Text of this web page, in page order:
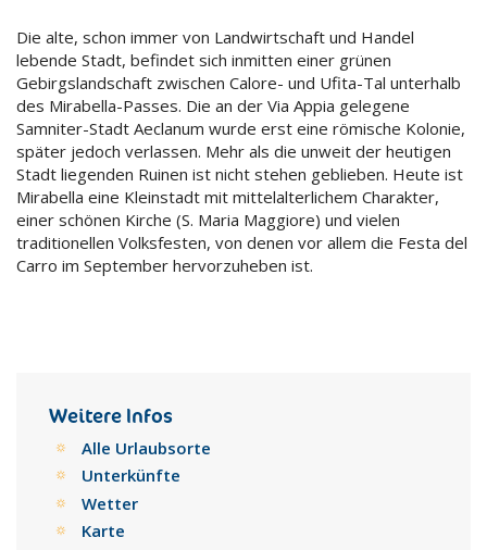
Die alte, schon immer von Landwirtschaft und Handel
lebende Stadt, befindet sich inmitten einer grünen
Gebirgslandschaft zwischen Calore- und Ufita-Tal unterhalb
des Mirabella-Passes. Die an der Via Appia gelegene
Samniter-Stadt Aeclanum wurde erst eine römische Kolonie,
später jedoch verlassen. Mehr als die unweit der heutigen
Stadt liegenden Ruinen ist nicht stehen geblieben. Heute ist
Mirabella eine Kleinstadt mit mittelalterlichem Charakter,
einer schönen Kirche (S. Maria Maggiore) und vielen
traditionellen Volksfesten, von denen vor allem die Festa del
Carro im September hervorzuheben ist.
Weitere Infos
Alle Urlaubsorte
Unterkünfte
Wetter
Karte